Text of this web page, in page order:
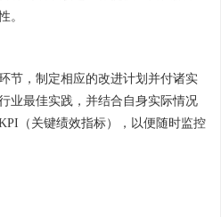
。
节，制定相应的改进计划并付诸实
业最佳实践，并结合自身实际情况
（关键绩效指标），以便随时监控